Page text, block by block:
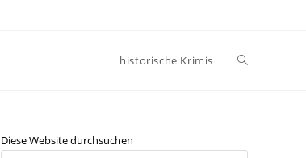
historische Krimis
Diese Website durchsuchen